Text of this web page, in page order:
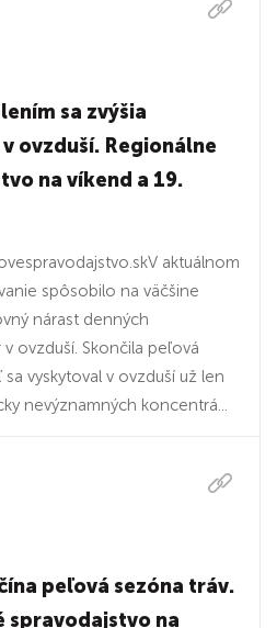
sa zvýšia
ovzduší. Regionálne
na víkend a 19.
aktuálnom
spôsobilo na väčšine
nárast denných
ovzduší. Skončila peľová
vyskytoval v ovzduší už len
nevýznamných koncentrá...
peľová sezóna tráv.
spravodajstvo na